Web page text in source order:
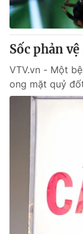
Sốc phản
VTV.vn - Một
ong mặt quỷ